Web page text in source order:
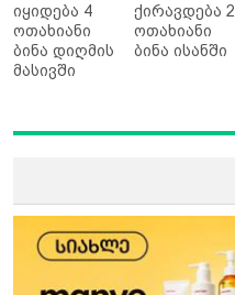
იყიდება 4
ოთახიანი
ბინა დიღმის
მასივში
ქირავდება 2
ოთახიანი
ბინა ისანში